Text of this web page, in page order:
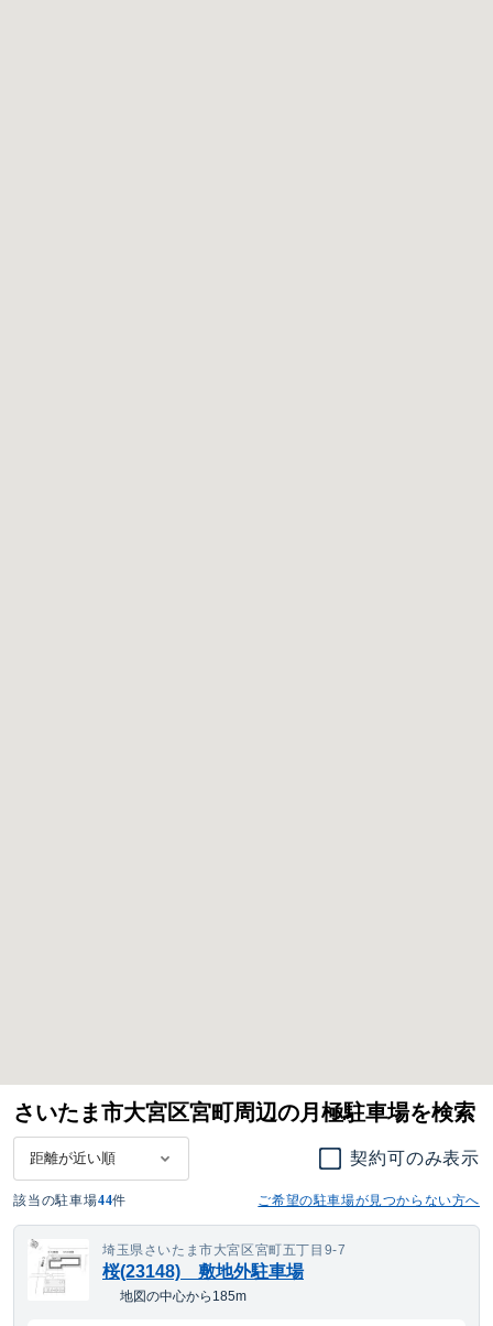
さいたま市大宮区宮町周辺の月極駐車場を検索
契約可のみ表示
該当の駐車場44件 ご希望の駐車場が見つからない方へ
埼玉県さいたま市大宮区宮町五丁目9-7
桜(23148) 敷地外駐車場
地図の中心から185m